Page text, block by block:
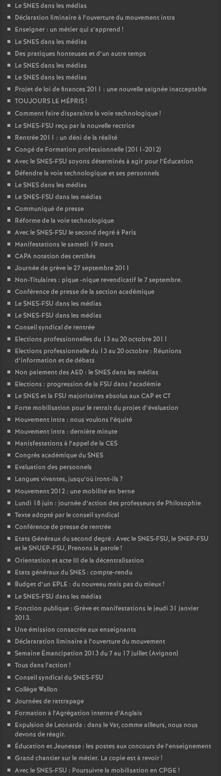
Le SNES dans les médias
Déclaration liminaire à l’ouverture du mouvement intra
Enseigner : un métier qui s’apprend !
Le SNES dans les médias
Des pratiques honteuses et d’un autre temps
Le SNES dans les médias
Le SNES dans les médias
Projet de loi de finances 2011 : une nouvelle saignée inacceptable
TOUJOURS LE MÉPRIS!
Comment faire disparaître la voie technologique!
Le SNES-FSU reçu par la nouvelle rectrice
Rentrée 2011 : un déni de la réalité
Congé de Formation professionnelle (2011-2012)
Avec le SNES-FSU soyons déterminés à agir pour l’Éducation
Défendre la voie technologique et ses personnels
Le SNES dans les médias
Le SNES-FSU dans les médias
Communiqué de presse
Réforme de la voie technologique
Avec le SNES-FSU le second degré à Paris
Manifestations le samedi 19 mars
CAPA notation des certifiés
Journée de grève le 27 septembre 2011
Non-Titulaires : pique -nique revendicatif le 7 septembre.
Conférence de presse de la section académique
Le SNES-FSU dans les médias
Le SNES-FSU dans les médias
Conseil syndical de rentrée
Elections professionnelles du 13 au 20 octobre 2011
Elections professionnelle du 13 au 20 octobre : Réunions
d’information et de débats
Non paiement des AED : le SNES dans les médias
Elections : progression de la FSU dans l’académie
Le SNES et la FSU majoritaires absolus aux CAP et CT
Forte mobilisation pour le retrait du projet d’évaluation
Mouvement intra : nous voulons l’équité
Mouvement intra : dernière minute
Manisfestations à l’appel de la CES
Congrès académique du SNES
Evaluation des personnels
Langues vivantes, jusqu’où iront-ils ?
Mouvement 2012 : une mobilité en berne
Lundi 18 juin : journée d’action des professeurs de Philosophie
Texte adopté par le conseil syndical
Conférence de presse de rentrée
Etats Généraux du second degré : Avec le SNES-FSU, le SNEP-FSU
et le SNUEP-FSU, Prenons la parole!
Orientation et acte III de la décentralisation
Etats généraux du SNES : compte-rendu
Budget d’un EPLE : du nouveau mais pas du mieux!
Le SNES-FSU dans les médias
Fonction publique : Grève et manifestations le jeudi 31 janvier
2013.
Une émission consacrée aux enseignants
Déclararation liminaire à l’ouverture du mouvement
Semaine Émancipation 2013 du 7 au 17 juillet (Avignon)
Tous dans l’action !
Conseil syndical du SNES-FSU
Collège Wallon
Journées de rattrapage
Formation à l’Agrégation interne d’Anglais
Expulsion de Leonarda : dans le Var, comme ailleurs, nous nous
devons de réagir.
Éducation et Jeunesse : les postes aux concours de l’enseignement
Grand chantier sur le métier. La copie est à revoir!
Avec le SNES-FSU : Poursuivre la mobilisation en CPGE !